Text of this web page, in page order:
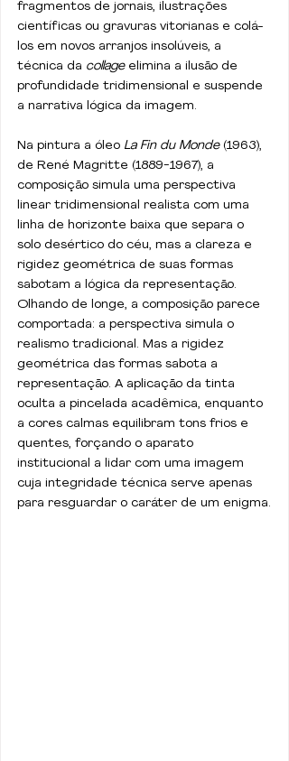
fragmentos de jornais, ilustrações
científicas ou gravuras vitorianas e colá-
los em novos arranjos insolúveis, a
técnica da collage elimina a ilusão de
profundidade tridimensional e suspende
a narrativa lógica da imagem.
Na pintura a óleo La Fin du Monde (1963),
de René Magritte (1889-1967), a
composição simula uma perspectiva
linear tridimensional realista com uma
linha de horizonte baixa que separa o
solo desértico do céu, mas a clareza e
rigidez geométrica de suas formas
sabotam a lógica da representação.
Olhando de longe, a composição parece
comportada: a perspectiva simula o
realismo tradicional. Mas a rigidez
geométrica das formas sabota a
representação. A aplicação da tinta
oculta a pincelada acadêmica, enquanto
a cores calmas equilibram tons frios e
quentes, forçando o aparato
institucional a lidar com uma imagem
cuja integridade técnica serve apenas
para resguardar o caráter de um enigma.